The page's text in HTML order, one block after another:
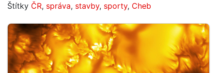
Štítky ČR, správa, stavby, sporty, Cheb